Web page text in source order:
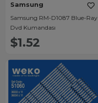
Samsung
Samsung RM-D1087 Blue-Ray
Dvd Kumandası
$1.52